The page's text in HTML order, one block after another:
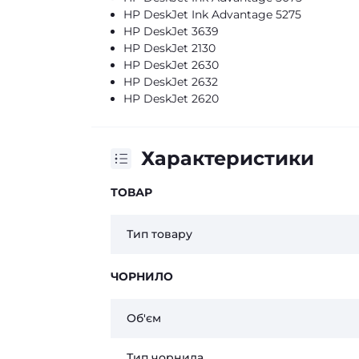
HP DeskJet Ink Advantage 5275
HP DeskJet 3639
HP DeskJet 2130
HP DeskJet 2630
HP DeskJet 2632
HP DeskJet 2620
Характеристики
ТОВАР
Тип товару
ЧОРНИЛО
Об'єм